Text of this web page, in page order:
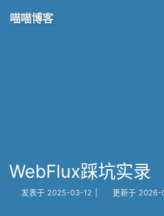
喵喵博客
WebFlux踩坑实录
发表于 2025-03-12 更新于 2026-